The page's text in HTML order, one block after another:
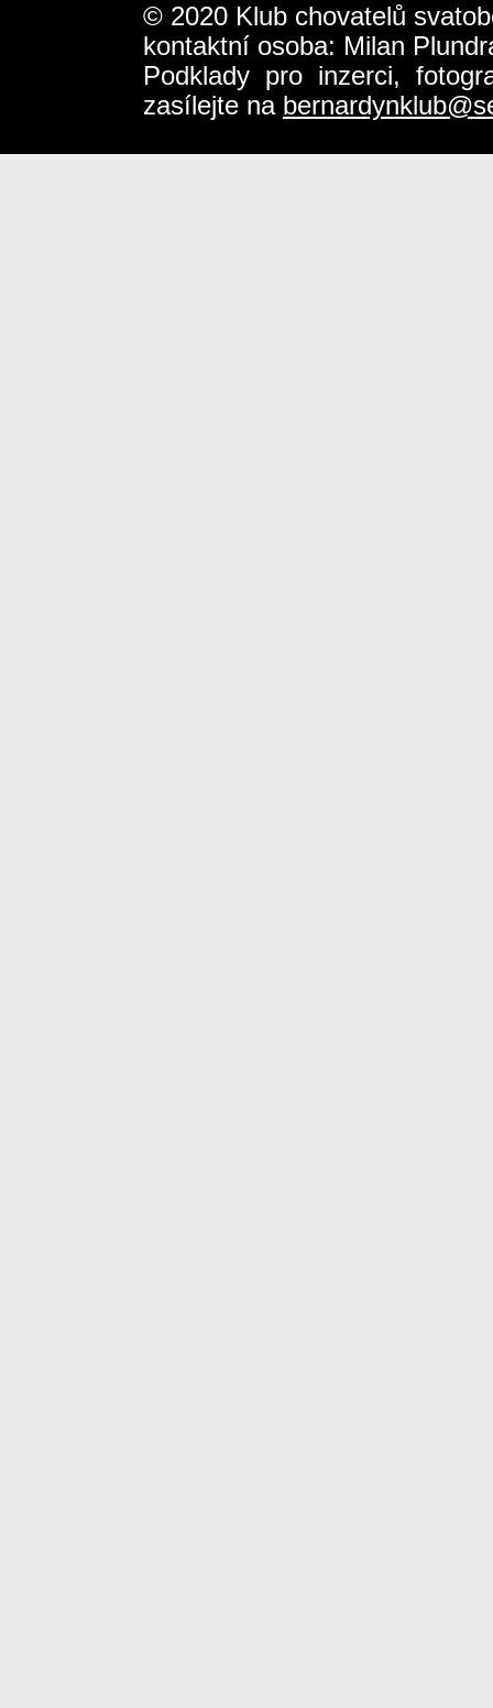
© 2020 Klub chovatelů
kontaktní osoba: Milan
Podklady pro inzerci,
zasílejte na